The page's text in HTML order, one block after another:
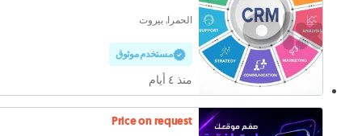
الحمرا, بيروت
مستخدم موثوق
منذ ٤ أيام
Price on request